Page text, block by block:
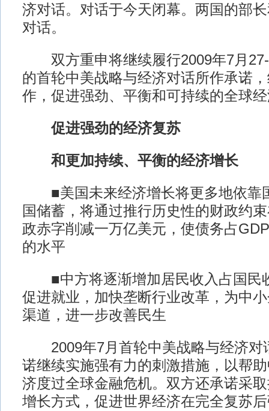
济对话。对话于今天闭幕。两国的部
对话。
双方重申将继续履行2009年7月27-
的首轮中美战略与经济对话所作承诺
作，促进强劲、平衡和可持续的全球
促进强劲的经济复苏
和更加持续、平衡的经济增长
■美国未来经济增长将更多地依靠
国储蓄，将通过推行历史性的财政约
政赤字削减一万亿美元，使债务占
的水平
■中方将逐渐增加居民收入占国民
促进就业，加快垄断行业改革，为中
渠道，进一步改善民生
2009年7月首轮中美战略与经济对
诺继续实施强有力的刺激措施，以帮
济度过全球金融危机。双方还承诺采
增长方式，促进世界经济在完全复苏